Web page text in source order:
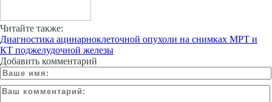
Читайте также:
Диагностика ацинарноклеточной опухоли на снимках МРТ и
КТ поджелудочной железы
Добавить комментарий